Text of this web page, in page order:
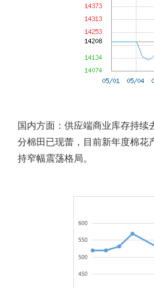
国内方面： 供应端商业库存持续
分棉田已现蕾，目前新年度棉花
持窄幅震荡格局。